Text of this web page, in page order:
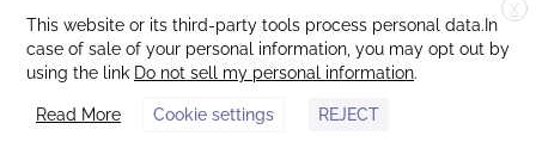
Donar
Carreras profesionales
Sala de prensa
Contáctenos
X
This website or its third-party tools process personal data.In
case of sale of your personal information, you may opt out by
using the link Do not sell my personal information.
Read More Cookie settings REJECT